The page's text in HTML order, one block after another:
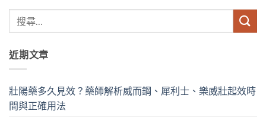
近期文章
壯陽藥多久見效？藥師解析威而鋼、犀利士、樂威壯起效時
間與正確用法